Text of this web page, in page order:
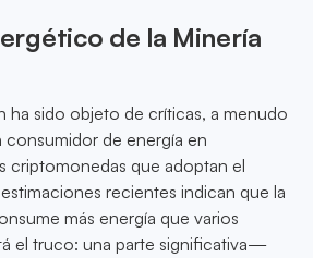
de la Minería
ha sido objeto de críticas, a menudo
consumidor de energía en
criptomonedas que adoptan el
recientes indican que la
más energía que varios
el truco: una parte significativa—